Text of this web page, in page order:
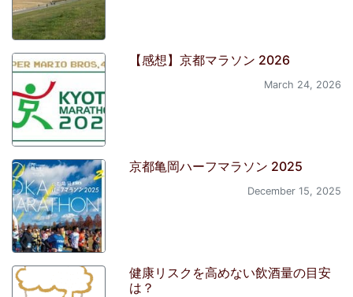
【感想】京都マラソン 2026
March 24, 2026
京都亀岡ハーフマラソン 2025
December 15, 2025
健康リスクを高めない飲酒量の目安
は？